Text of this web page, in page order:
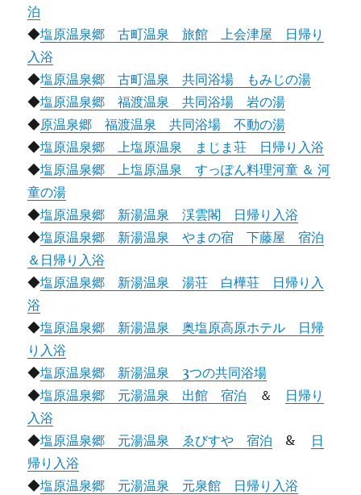
泊
◆塩原温泉郷 古町温泉 旅館 上会津屋 日帰り
入浴
◆塩原温泉郷 古町温泉 共同浴場 もみじの湯
◆塩原温泉郷 福渡温泉 共同浴場 岩の湯
◆原温泉郷 福渡温泉 共同浴場 不動の湯
◆塩原温泉郷 上塩原温泉 まじま荘 日帰り入浴
◆塩原温泉郷 上塩原温泉 すっぽん料理河童 ＆ 河
童の湯
◆塩原温泉郷 新湯温泉 渓雲閣 日帰り入浴
◆塩原温泉郷 新湯温泉 やまの宿 下藤屋 宿泊
＆日帰り入浴
◆塩原温泉郷 新湯温泉 湯荘 白樺荘 日帰り入
浴
◆塩原温泉郷 新湯温泉 奥塩原高原ホテル 日帰
り入浴
◆塩原温泉郷 新湯温泉 3つの共同浴場
◆塩原温泉郷 元湯温泉 出館 宿泊 ＆ 日帰り
入浴
◆塩原温泉郷 元湯温泉 ゑびすや 宿泊 & 日
帰り入浴
◆塩原温泉郷 元湯温泉 元泉館 日帰り入浴